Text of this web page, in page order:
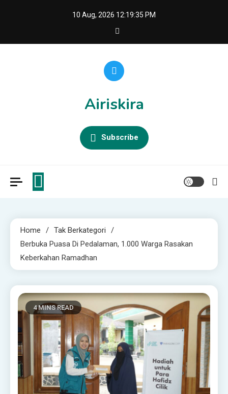
10 Aug, 2026 12:19:36 PM
Airiskira
Subscribe
Home
Tak Berkategori
Berbuka Puasa Di Pedalaman, 1.000 Warga Rasakan
Keberkahan Ramadhan
4 MINS READ